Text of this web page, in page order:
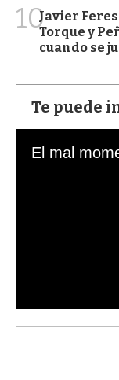
10Javier
Torque y
cuando se
Te puede
s